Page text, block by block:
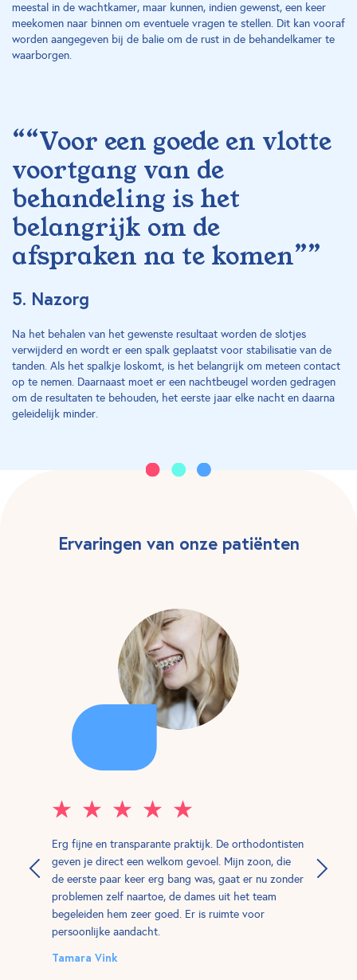
meestal in de wachtkamer, maar kunnen, indien gewenst, een keer
meekomen naar binnen om eventuele vragen te stellen. Dit kan vooraf
worden aangegeven bij de balie om de rust in de behandelkamer te
waarborgen.
““Voor een goede en vlotte
voortgang van de
behandeling is het
belangrijk om de
afspraken na te komen””
5. Nazorg
Na het behalen van het gewenste resultaat worden de slotjes
verwijderd en wordt er een spalk geplaatst voor stabilisatie van de
tanden. Als het spalkje loskomt, is het belangrijk om meteen contact
op te nemen. Daarnaast moet er een nachtbeugel worden gedragen
om de resultaten te behouden, het eerste jaar elke nacht en daarna
geleidelijk minder.
Ervaringen van onze patiënten
Erg fijne en transparante praktijk. De orthodontisten
geven je direct een welkom gevoel. Mijn zoon, die
de eerste paar keer erg bang was, gaat er nu zonder
problemen zelf naartoe, de dames uit het team
begeleiden hem zeer goed. Er is ruimte voor
persoonlijke aandacht.
Tamara Vink